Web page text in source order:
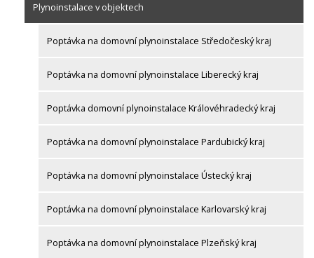
Plynoinstalace v objektech
Poptávka na domovní plynoinstalace Středočeský kraj
Poptávka na domovní plynoinstalace Liberecký kraj
Poptávka domovní plynoinstalace Královéhradecký kraj
Poptávka na domovní plynoinstalace Pardubický kraj
Poptávka na domovní plynoinstalace Ústecký kraj
Poptávka na domovní plynoinstalace Karlovarský kraj
Poptávka na domovní plynoinstalace Plzeňský kraj